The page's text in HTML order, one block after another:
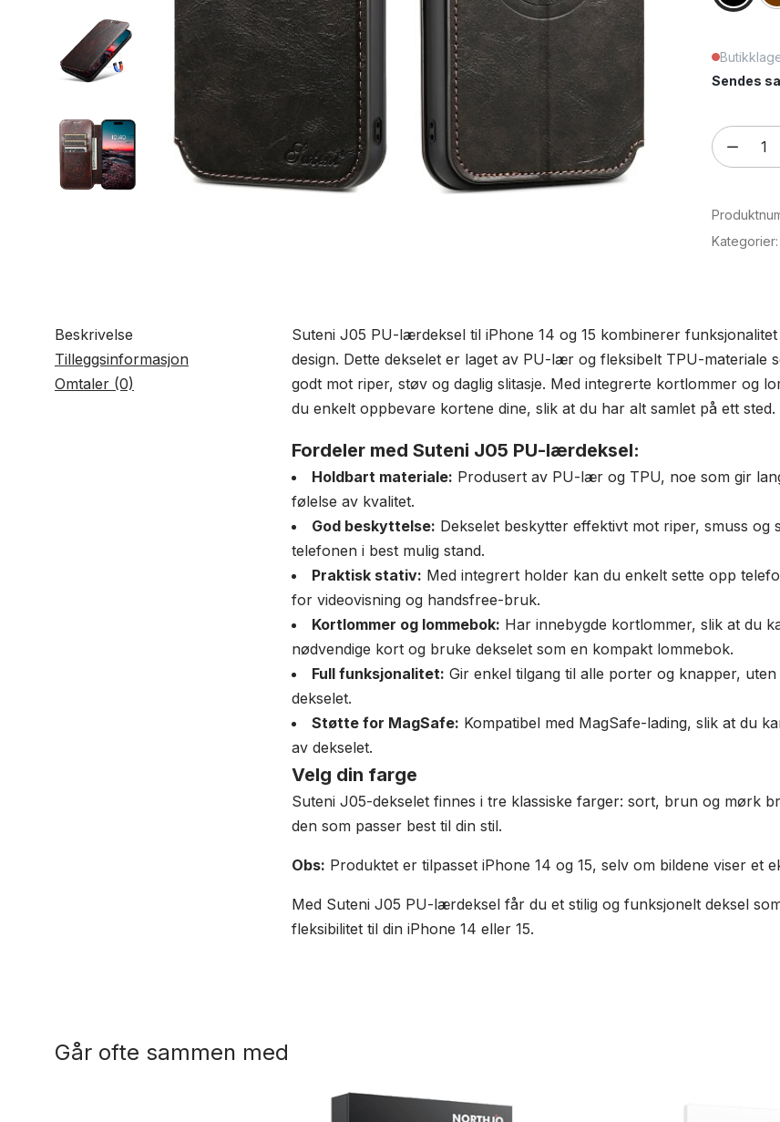
Sendes
Suteni
J05
til
15
antall
Kategorier:
Beskrivelse
Tilleggsinformasjon
Omtaler (0)
Suteni J05 PU-lærdeksel til iPhone 14 og 15 kombinerer
design. Dette dekselet er laget av PU-lær og fleksibelt TPU-materiale
godt mot riper, støv og daglig slitasje. Med integrerte kortlommer og
du enkelt oppbevare kortene dine, slik at du har alt samlet på ett sted.
Fordeler med Suteni J05 PU-lærdeksel:
Holdbart materiale: Produsert av PU-lær og TPU, noe som gir
følelse av kvalitet.
God beskyttelse: Dekselet beskytter effektivt mot riper, smuss og
telefonen i best mulig stand.
Praktisk stativ: Med integrert holder kan du enkelt sette opp
for videovisning og handsfree-bruk.
Kortlommer og lommebok: Har innebygde kortlommer, slik at du
nødvendige kort og bruke dekselet som en kompakt lommebok.
Full funksjonalitet: Gir enkel tilgang til alle porter og knapper,
dekselet.
Støtte for MagSafe: Kompatibel med MagSafe-lading, slik at du
av dekselet.
Velg din farge
Suteni J05-dekselet finnes i tre klassiske farger: sort, brun og mørk
den som passer best til din stil.
Obs: Produktet er tilpasset iPhone 14 og 15, selv om bildene viser et
Med Suteni J05 PU-lærdeksel får du et stilig og funksjonelt deksel
fleksibilitet til din iPhone 14 eller 15.
Går ofte sammen med